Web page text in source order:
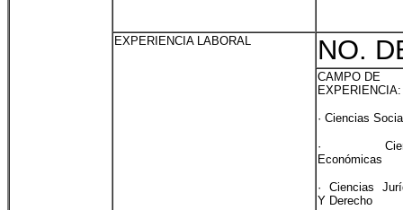
EXPERIENCIA LABORAL NO.
CAMPO DE
EXPERIENCIA:
· Ciencias
·
Económicas
· Ciencias
Y Derecho